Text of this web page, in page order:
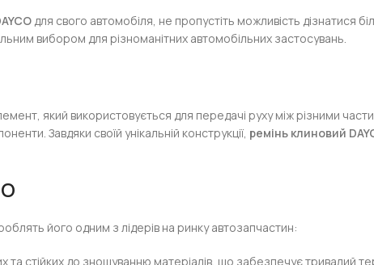
для свого автомобіля, не пропустіть можливість дізнатися
вибором для різноманітних автомобільних застосувань.
який використовується для передачі руху між різними
Завдяки своїй унікальній конструкції, ремінь клиновий
його одним з лідерів на ринку автозапчастин:
та стійких до зношуванню матеріалів, що забезпечує тривалий